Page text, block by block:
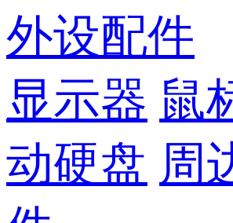
外设配件
显示器 鼠
动硬盘 周